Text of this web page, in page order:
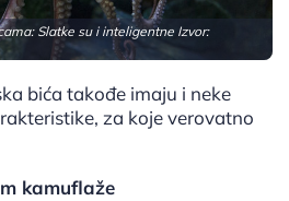
Slatke su i inteligentne Izvor:
bića takođe imaju i neke
za koje verovatno
kamuflaže